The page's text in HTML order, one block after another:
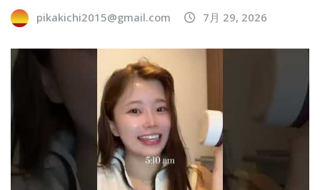
pikakichi2015@gmail.com 7月 29, 2026